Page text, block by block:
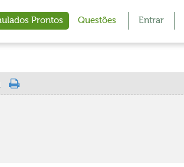
Prontos Questões Entrar